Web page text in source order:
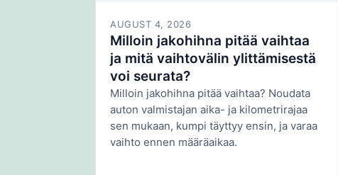
AUGUST 4, 2026
Milloin jakohihna pitää vaihtaa
ja mitä vaihtovälin ylittämisestä
voi seurata?
Milloin jakohihna pitää vaihtaa? Noudata
auton valmistajan aika- ja kilometrirajaa
sen mukaan, kumpi täyttyy ensin, ja varaa
vaihto ennen määräaikaa.